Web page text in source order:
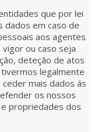
que por lei
dados em caso de
aos agentes
ou caso seja
deteção de atos
legalmente
mais dados ás
os nossos
propriedades dos